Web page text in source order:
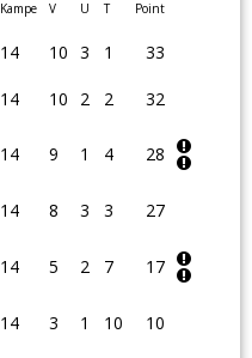
Kampe V U T Point
14 10 3 1 33
14 10 2 2 32
14 9 1 4 28
14 8 3 3 27
14 5 2 7 17
14 3 1 10 10